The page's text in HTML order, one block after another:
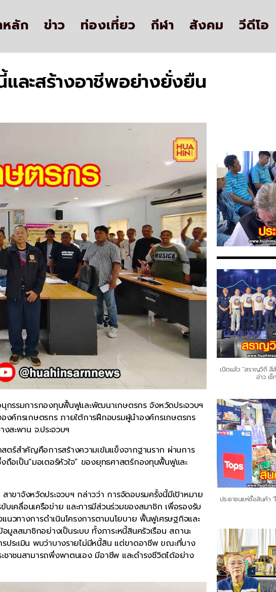
หลัก ข่าว ท่องเที่ยว กีฬา สังคม วีดีโอ
ละสร้างอาชีพอย่างยั่งยืน
กรรมการกองทุนฟื้นฟูและพัฒนาเกษตรกร จังหวัดประจวบฯ
องค์กรเกษตรกร ภายใต้การฝึกอบรมผู้นำองค์กรเกษตรกร
ะพาน จ.ประจวบฯ
ร์สำคัญคือการสร้างความเข้มแข็งจากฐานราก ผ่านการ
เป็น“มอเตอร์หัวใจ” ของยุทธศาสตร์กองทุนฟื้นฟูและ
าจังหวัดประจวบฯ กล่าวว่า การจัดอบรมครั้งนี้มีเป้าหมาย
คลื่อนเครือข่าย และการมีส่วนร่วมของสมาชิก เพื่อรองรับ
วทางการดำเนินโครงการตามนโยบาย ฟื้นฟูเศรษฐกิจและ
สมาชิกอย่างเป็นระบบ ทั้งภาระหนี้สินครัวเรือน สถานะ
ประเมิน พบว่าบางรายไม่มีหนี้สิน แต่ขาดอาชีพ ขณะที่บาง
ชาชนสามารถพึ่งพาตนเอง มีอาชีพ และดำรงชีวิตได้อย่าง
เปิดแล้ว “สราญวิถี สี
อ่าว เ
ประชาชนแห่ซื้อสินค้า